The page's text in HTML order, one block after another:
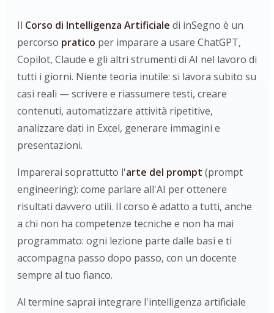
Il Corso di Intelligenza Artificiale di inSegno è un
percorso pratico per imparare a usare ChatGPT,
Copilot, Claude e gli altri strumenti di AI nel lavoro di
tutti i giorni. Niente teoria inutile: si lavora subito su
casi reali — scrivere e riassumere testi, creare
contenuti, automatizzare attività ripetitive,
analizzare dati in Excel, generare immagini e
presentazioni.
Imparerai soprattutto l'arte del prompt (prompt
engineering): come parlare all'AI per ottenere
risultati davvero utili. Il corso è adatto a tutti, anche
a chi non ha competenze tecniche e non ha mai
programmato: ogni lezione parte dalle basi e ti
accompagna passo dopo passo, con un docente
sempre al tuo fianco.
Al termine saprai integrare l'intelligenza artificiale